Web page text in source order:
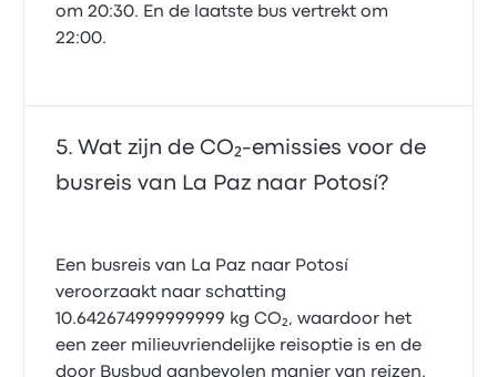
om 20:30. En de laatste bus vertrekt om
22:00.
Wat zijn de CO₂-emissies voor de
busreis van La Paz naar Potosí?
Een busreis van La Paz naar Potosí
veroorzaakt naar schatting
10.642674999999999 kg CO₂, waardoor het
een zeer milieuvriendelijke reisoptie is en de
door Busbud aanbevolen manier van reizen.